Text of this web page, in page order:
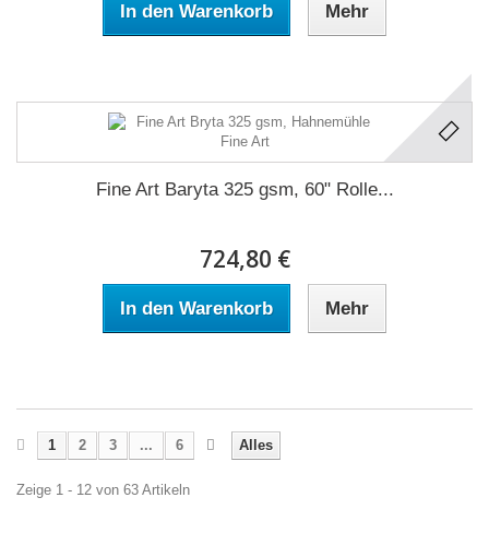
In den Warenkorb Mehr
Fine Art Baryta 325 gsm, 60" Rolle...
724,80 €
In den Warenkorb Mehr
Alles
1 2 3 ... 6
Zeige 1 - 12 von 63 Artikeln